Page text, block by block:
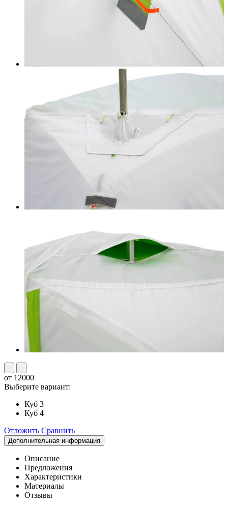
от 12000
Выберите вариант:
Куб 3
Куб 4
Отложить Сравнить
Описание
Предложения
Характеристики
Материалы
Отзывы